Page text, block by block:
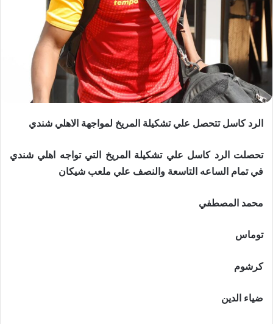
الرد كاسل تتحصل علي تشكيلة المريخ لمواجهة الاهلي شندي
تحصلت الرد كاسل علي تشكيلة المريخ التي تواجه اهلي شندي
في تمام الساعه التاسعة والنصف علي ملعب شيكان
محمد المصطفي
توماس
كرشوم
ضياء الدين